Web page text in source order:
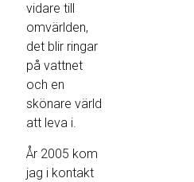
vidare till
omvärlden,
det blir ringar
på vattnet
och en
skönare värld
att leva i.
År 2005 kom
jag i kontakt